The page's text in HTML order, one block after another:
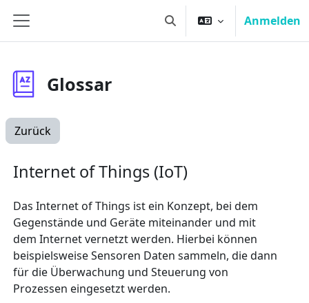
Website-Übersicht Sucheingabe umschalten
Anmelden
Glossar
Zurück
Internet of Things (IoT)
Das Internet of Things ist ein Konzept, bei dem
Gegenstände und Geräte miteinander und mit
dem Internet vernetzt werden. Hierbei können
beispielsweise Sensoren Daten sammeln, die dann
für die Überwachung und Steuerung von
Prozessen eingesetzt werden.